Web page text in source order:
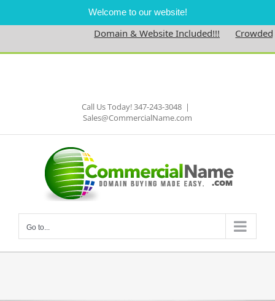
Welcome to our website!
Domain & Website Included!!!
Skip
Call Us Today! 347-243-3048 |
Sales@CommercialName.com
Go to...